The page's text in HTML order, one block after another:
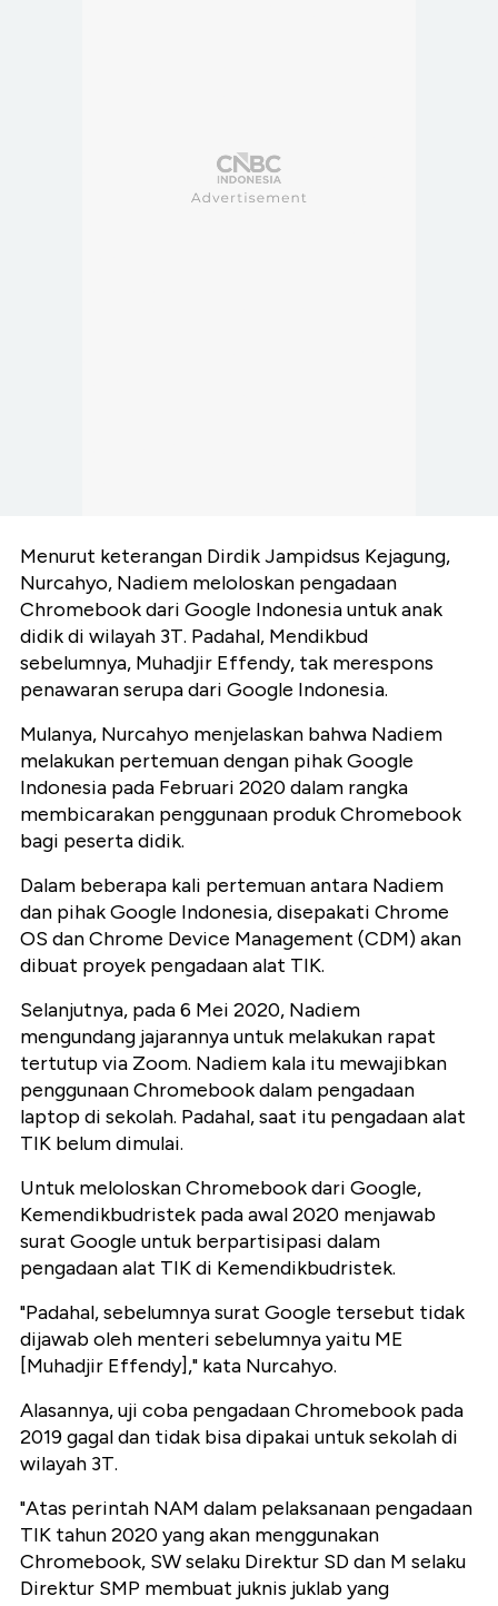
Menurut keterangan Dirdik Jampidsus Kejagung,
Nurcahyo, Nadiem meloloskan pengadaan
Chromebook dari Google Indonesia untuk anak
didik di wilayah 3T. Padahal, Mendikbud
sebelumnya, Muhadjir Effendy, tak merespons
penawaran serupa dari Google Indonesia.
Mulanya, Nurcahyo menjelaskan bahwa Nadiem
melakukan pertemuan dengan pihak Google
Indonesia pada Februari 2020 dalam rangka
membicarakan penggunaan produk Chromebook
bagi peserta didik.
Dalam beberapa kali pertemuan antara Nadiem
dan pihak Google Indonesia, disepakati Chrome
OS dan Chrome Device Management (CDM) akan
dibuat proyek pengadaan alat TIK.
Selanjutnya, pada 6 Mei 2020, Nadiem
mengundang jajarannya untuk melakukan rapat
tertutup via Zoom. Nadiem kala itu mewajibkan
penggunaan Chromebook dalam pengadaan
laptop di sekolah. Padahal, saat itu pengadaan alat
TIK belum dimulai.
Untuk meloloskan Chromebook dari Google,
Kemendikbudristek pada awal 2020 menjawab
surat Google untuk berpartisipasi dalam
pengadaan alat TIK di Kemendikbudristek.
"Padahal, sebelumnya surat Google tersebut tidak
dijawab oleh menteri sebelumnya yaitu ME
[Muhadjir Effendy]," kata Nurcahyo.
Alasannya, uji coba pengadaan Chromebook pada
2019 gagal dan tidak bisa dipakai untuk sekolah di
wilayah 3T.
"Atas perintah NAM dalam pelaksanaan pengadaan
TIK tahun 2020 yang akan menggunakan
Chromebook, SW selaku Direktur SD dan M selaku
Direktur SMP membuat juknis juklab yang